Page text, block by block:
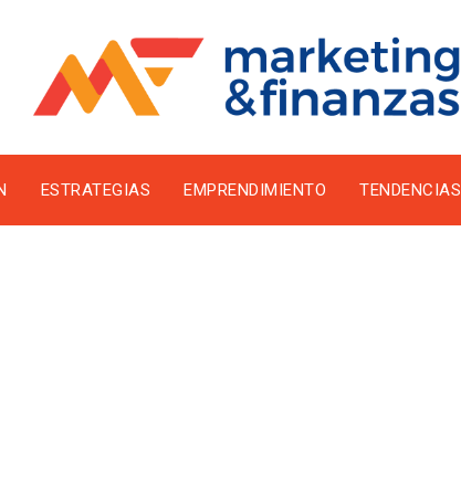
ESTRATEGIAS EMPRENDIMIENTO TENDENCIAS